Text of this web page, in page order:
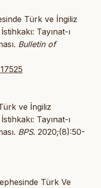
Türk ve İngiliz
Tayınat-ı
Bulletin of
ve İngiliz
Tayınat-ı
BPS. 2020;(8):50-
Türk Ve